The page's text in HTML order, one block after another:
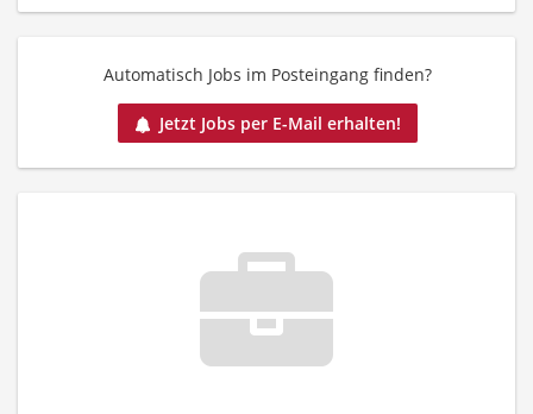
Automatisch Jobs im Posteingang finden?
Jetzt Jobs per E-Mail erhalten!